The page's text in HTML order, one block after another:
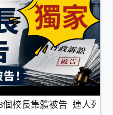
校長集體被告 連人死了